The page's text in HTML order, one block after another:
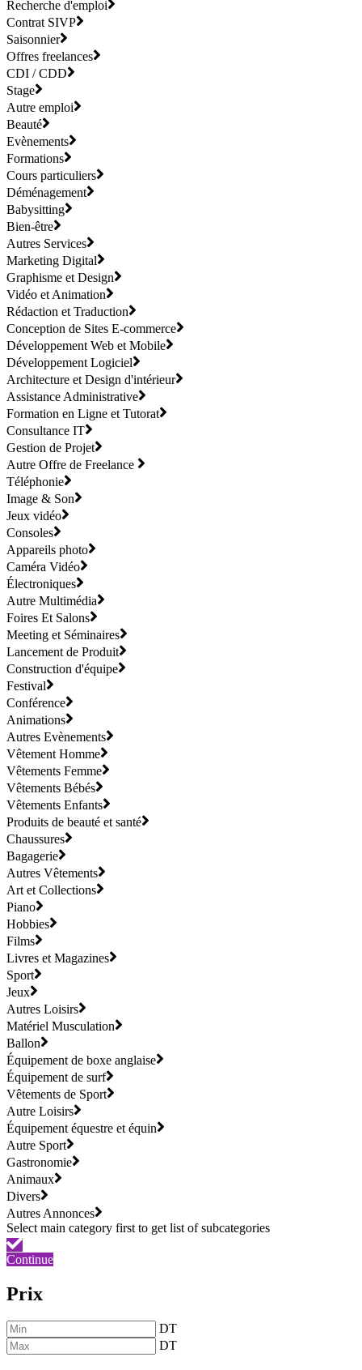
Recherche d'emploi
Contrat SIVP
Saisonnier
Offres freelances
CDI / CDD
Stage
Autre emploi
Beauté
Evènements
Formations
Cours particuliers
Déménagement
Babysitting
Bien-être
Autres Services
Marketing Digital
Graphisme et Design
Vidéo et Animation
Rédaction et Traduction
Conception de Sites E-commerce
Développement Web et Mobile
Développement Logiciel
Architecture et Design d'intérieur
Assistance Administrative
Formation en Ligne et Tutorat
Consultance IT
Gestion de Projet
Autre Offre de Freelance
Téléphonie
Image & Son
Jeux vidéo
Consoles
Appareils photo
Caméra Vidéo
Électroniques
Autre Multimédia
Foires Et Salons
Meeting et Séminaires
Lancement de Produit
Construction d'équipe
Festival
Conférence
Animations
Autres Evènements
Vêtement Homme
Vêtements Femme
Vêtements Bébés
Vêtements Enfants
Produits de beauté et santé
Chaussures
Bagagerie
Autres Vêtements
Art et Collections
Piano
Hobbies
Films
Livres et Magazines
Sport
Jeux
Autres Loisirs
Matériel Musculation
Ballon
Équipement de boxe anglaise
Équipement de surf
Vêtements de Sport
Autre Loisirs
Équipement équestre et équin
Autre Sport
Gastronomie
Animaux
Divers
Autres Annonces
Continue
Prix
DT
DT